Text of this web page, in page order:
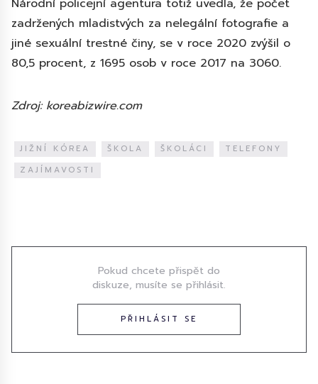
zadržených mladistvých za nelegální fotografie a
jiné sexuální trestné činy, se v roce 2020 zvýšil o
80,5 procent, z 1695 osob v roce 2017 na 3060.
Zdroj: koreabizwire.com
JIŽNÍ KÓREA ŠKOLA ŠKOLÁCI
TELEFONY
ZAJÍMAVOSTI
Pokud chcete přispět do
diskuze, musíte se přihlásit.
PŘIHLÁSIT SE